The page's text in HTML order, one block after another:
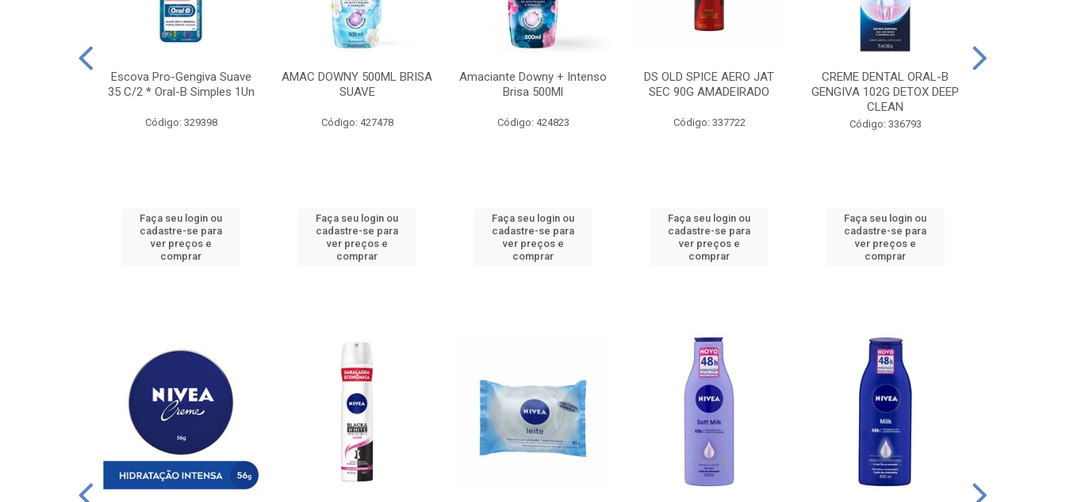
Escova Pro-Gengiva Suave
35 C/2 * Oral-B Simples 1Un
Código: 329398
Faça seu login ou
cadastre-se para
ver preços e
comprar
AMAC DOWNY 500ML BRISA
SUAVE
Código: 427478
Faça seu login ou
cadastre-se para
ver preços e
comprar
Amaciante Downy + Intenso
Brisa 500Ml
Código: 424823
Faça seu login ou
cadastre-se para
ver preços e
comprar
DS OLD SPICE AERO JAT
SEC 90G AMADEIRADO
Código: 337722
Faça seu login ou
cadastre-se para
ver preços e
comprar
CREME DENTAL ORAL-B
GENGIVA 102G DETOX DEEP
CLEAN
Código: 336793
Faça seu login ou
cadastre-se para
ver preços e
comprar